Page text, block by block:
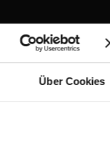
Über Cookies